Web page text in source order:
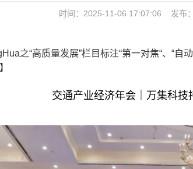
时间：2025-11-06 17:07:06 发
之“高质量发展”栏目标注“第一对焦“、“自
】
交通产业经济年会｜万集科技